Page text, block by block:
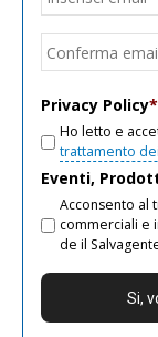
Privacy Policy*
Ho letto e
trattamento
Eventi,
Acconsento al
commerciali e
de il